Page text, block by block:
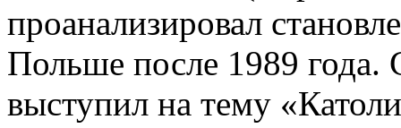
проанализировал
Польше после 1989
выступил на тему